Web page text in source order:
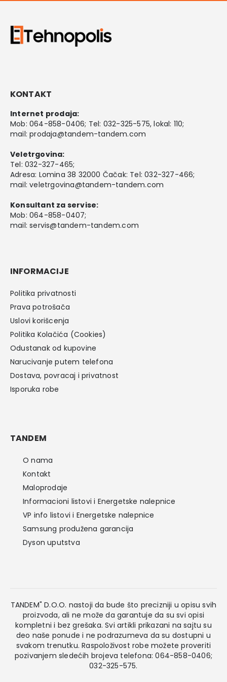
KONTAKT
Internet prodaja:
Mob: 064-858-0406; Tel: 032-325-575, lokal: 110;
mail:prodaja@tandem-tandem.com
Veletrgovina:
Tel: 032-327-465;
Adresa: Lomina 38 32000 Čačak: Tel: 032-327-466;
mail:veletrgovina@tandem-tandem.com
Konsultant za servise:
Mob: 064-858-0407;
mail:servis@tandem-tandem.com
INFORMACIJE
Politika privatnosti
Prava potrošača
Uslovi korišcenja
Politika Kolačića (Cookies)
Odustanak od kupovine
Narucivanje putem telefona
Dostava, povracaj i privatnost
Isporuka robe
TANDEM
O nama
Kontakt
Maloprodaje
Informacioni listovi i Energetske nalepnice
VP info listovi i Energetske nalepnice
Samsung produžena garancija
Dyson uputstva
TANDEM" D.O.O. nastoji da bude što precizniji u opisu svih
proizvoda, ali ne može da garantuje da su svi opisi
kompletni i bez grešaka. Svi artikli prikazani na sajtu su
deo naše ponude i ne podrazumeva da su dostupni u
svakom trenutku. Raspoloživost robe možete proveriti
pozivanjem sledećih brojeva telefona: 064-858-0406;
032-325-575.